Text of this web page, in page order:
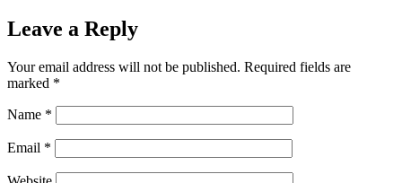
Leave a Reply
Your email address will not be published. Required fields are
marked *
Name *
Email *